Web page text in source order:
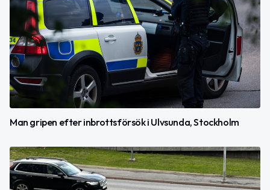
Man gripen efter inbrottsförsök i Ulvsunda, Stockholm